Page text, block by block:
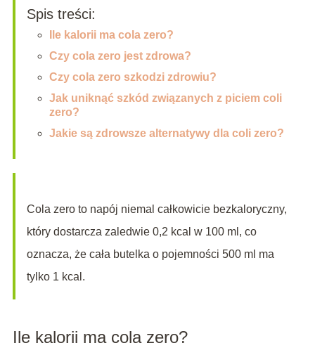
Spis treści:
Ile kalorii ma cola zero?
Czy cola zero jest zdrowa?
Czy cola zero szkodzi zdrowiu?
Jak uniknąć szkód związanych z piciem coli
zero?
Jakie są zdrowsze alternatywy dla coli zero?
Cola zero to napój niemal całkowicie bezkaloryczny,
który dostarcza zaledwie 0,2 kcal w 100 ml, co
oznacza, że cała butelka o pojemności 500 ml ma
tylko 1 kcal.
Ile kalorii ma cola zero?